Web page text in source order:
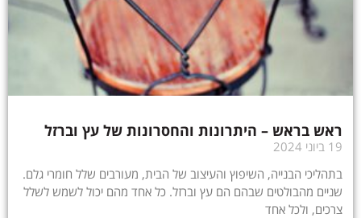
ראש בראש – היתרונות והחסרונות של עץ וברזל
19 ביוני 2024
בתהליכי הבנייה, השיפוץ והעיצוב של הבית, מעורבים שלל חומרי גלם.
שניים מהבולטים שבהם הם עץ וברזל. כל אחד מהם יכול לשמש לשלל
צרכים, ולכל אחד